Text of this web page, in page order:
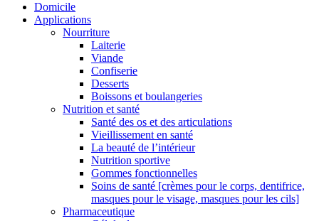
Domicile
Applications
Nourriture
Laiterie
Viande
Confiserie
Desserts
Boissons et boulangeries
Nutrition et santé
Santé des os et des articulations
Vieillissement en santé
La beauté de l’intérieur
Nutrition sportive
Gommes fonctionnelles
Soins de santé [crèmes pour le corps, dentifrice,
masques pour le visage, masques pour les cils]
Pharmaceutique